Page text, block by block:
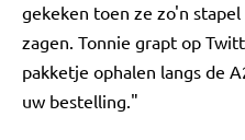
gekeken toen ze zo'n
zagen. Tonnie grapt op
pakketje ophalen langs de
uw bestelling."